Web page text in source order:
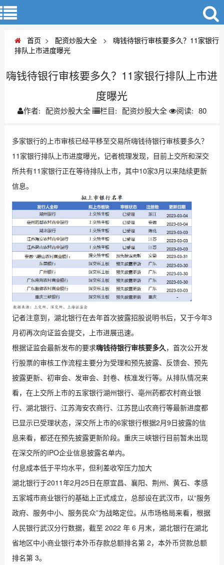
首页 > 配资炒股大全 >
嗨钱待银行审核要多久？11家银行
排队上市进度曝光
嗨钱待银行审核要多久？11家银行排队上市进
度曝光
作者: 配资炒股大全 栏目: 配资炒股大全 阅读: 80
多家银行的上市审核已经平移至交易所嗨钱待银行审核要多久？
11家银行排队上市进度曝光，记者梳理发现，目前上交所和深交
所共有11家银行正在等待排队上市，其中10家3月以来陆续更新
信息。
记者注意到，湖北银行在去年首次披露招股说明书后，又于今年3
月初再次向证监会提交，上市进展迅速。
根据证监会最新发布的要求嗨钱待银行审核要多久，首次公开发
行股票的审核工作流程主要分为受理和预先披露、反馈会、预先
披露更新、初审会、发审会、封卷、核准发行等。从排队情况来
看，在上交所上市的五家银行湖州银行、亳州药都农村商业银
行、湖北银行、江苏海安农商行、江苏昆山农商行等最新进度都
已显示已受理状态，深交所上市的6家银行根据2月9日披露的信
息来看，都还在预先披露更新阶段。重庆三峡银行目前暂未出现
在深交所的IPO企业信息披露名单内。
付息成本低于平均水平，但利差收窄压力加大
湖北银行于2011年2月25日在原宜昌、襄阳、荆州、黄石、孝感
五家城市商业银行的基础上正式成立，总部设在武汉市，以“服务
政府、服务中小、服务民众”为战略定位。从市场格局来看，根据
人民银行武汉分行数据，截至 2022 年 6 月末，湖北银行在湖北
省地区中小商业银行本外币存款总额排名第 2，本外币贷款总额
排名第 3。